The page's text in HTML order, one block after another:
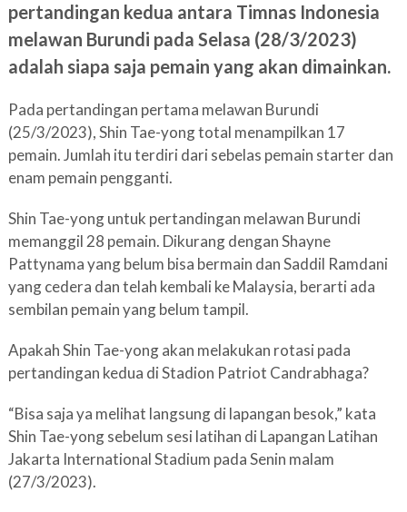
pertandingan kedua antara Timnas Indonesia
melawan Burundi pada Selasa (28/3/2023)
adalah siapa saja pemain yang akan dimainkan.
Pada pertandingan pertama melawan Burundi
(25/3/2023), Shin Tae-yong total menampilkan 17
pemain. Jumlah itu terdiri dari sebelas pemain starter dan
enam pemain pengganti.
Shin Tae-yong untuk pertandingan melawan Burundi
memanggil 28 pemain. Dikurang dengan Shayne
Pattynama yang belum bisa bermain dan Saddil Ramdani
yang cedera dan telah kembali ke Malaysia, berarti ada
sembilan pemain yang belum tampil.
Apakah Shin Tae-yong akan melakukan rotasi pada
pertandingan kedua di Stadion Patriot Candrabhaga?
“Bisa saja ya melihat langsung di lapangan besok,” kata
Shin Tae-yong sebelum sesi latihan di Lapangan Latihan
Jakarta International Stadium pada Senin malam
(27/3/2023).